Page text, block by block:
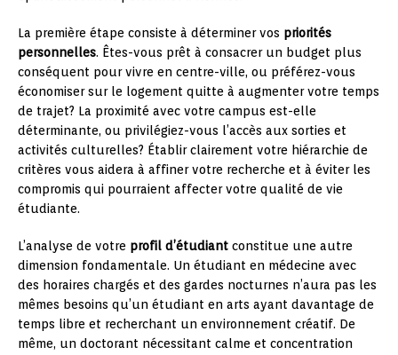
La première étape consiste à déterminer vos priorités
personnelles. Êtes-vous prêt à consacrer un budget plus
conséquent pour vivre en centre-ville, ou préférez-vous
économiser sur le logement quitte à augmenter votre temps
de trajet? La proximité avec votre campus est-elle
déterminante, ou privilégiez-vous l’accès aux sorties et
activités culturelles? Établir clairement votre hiérarchie de
critères vous aidera à affiner votre recherche et à éviter les
compromis qui pourraient affecter votre qualité de vie
étudiante.
L’analyse de votre profil d’étudiant constitue une autre
dimension fondamentale. Un étudiant en médecine avec
des horaires chargés et des gardes nocturnes n’aura pas les
mêmes besoins qu’un étudiant en arts ayant davantage de
temps libre et recherchant un environnement créatif. De
même, un doctorant nécessitant calme et concentration